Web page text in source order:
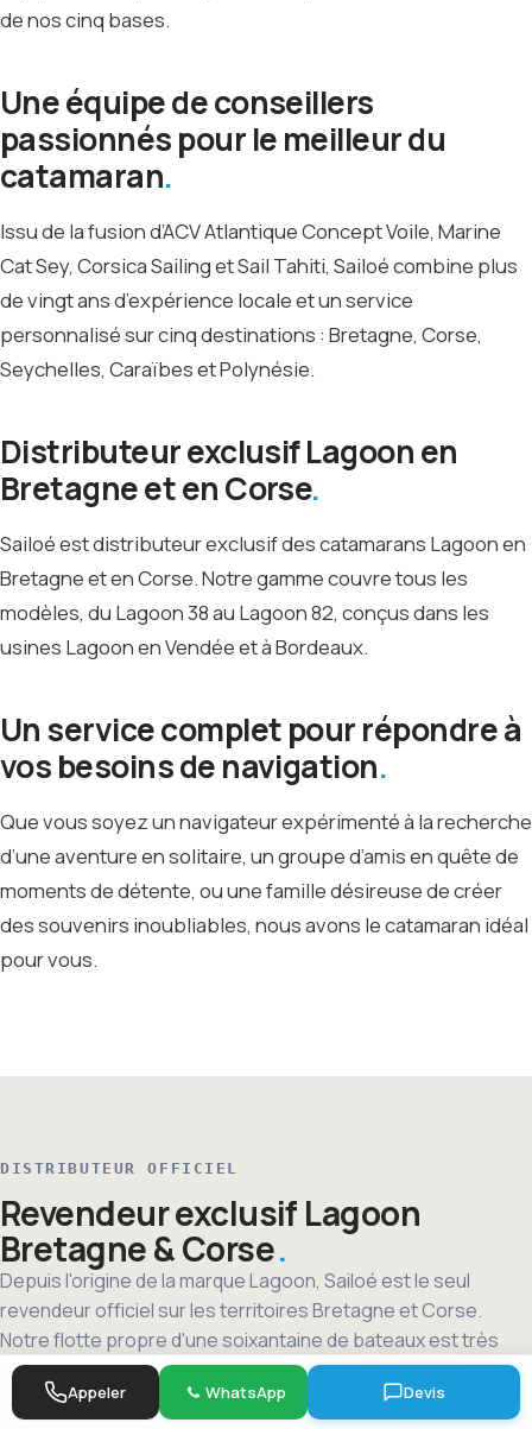
de nos cinq bases.
Une équipe de conseillers
passionnés pour le meilleur du
catamaran
Issu de la fusion d’ACV Atlantique Concept Voile, Marine
Cat Sey, Corsica Sailing et Sail Tahiti, Sailoé combine plus
de vingt ans d’expérience locale et un service
personnalisé sur cinq destinations : Bretagne, Corse,
Seychelles, Caraïbes et Polynésie.
Distributeur exclusif Lagoon en
Bretagne et en Corse
Sailoé est distributeur exclusif des catamarans Lagoon en
Bretagne et en Corse. Notre gamme couvre tous les
modèles, du Lagoon 38 au Lagoon 82, conçus dans les
usines Lagoon en Vendée et à Bordeaux.
Un service complet pour répondre à
vos besoins de navigation
Que vous soyez un navigateur expérimenté à la recherche
d’une aventure en solitaire, un groupe d’amis en quête de
moments de détente, ou une famille désireuse de créer
des souvenirs inoubliables, nous avons le catamaran idéal
pour vous.
DISTRIBUTEUR OFFICIEL
Revendeur exclusif Lagoon
Bretagne & Corse
Depuis l'origine de la marque Lagoon, Sailoé est le seul
revendeur officiel sur les territoires Bretagne et Corse.
Notre flotte propre d'une soixantaine de bateaux est très
majoritairement composée de Lagoon : un showroom
navigant permanent où chaque modèle est expérimenté.
Appeler WhatsApp Devis